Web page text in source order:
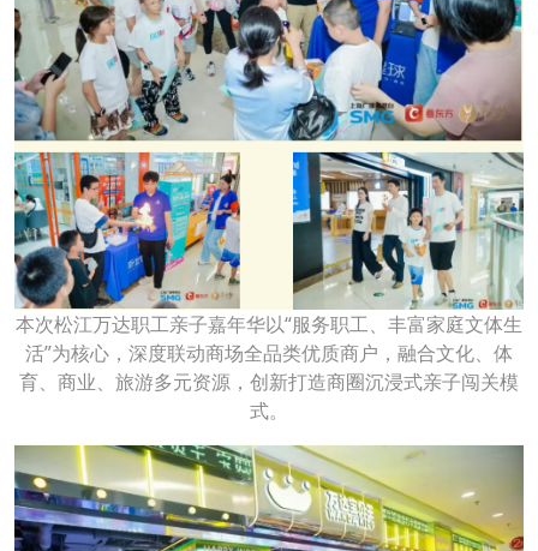
本次松江万达职工亲子嘉年华以“服务职工、丰富家庭文体生
活”为核心，深度联动商场全品类优质商户，融合文化、体
育、商业、旅游多元资源，创新打造商圈沉浸式亲子闯关模
式。